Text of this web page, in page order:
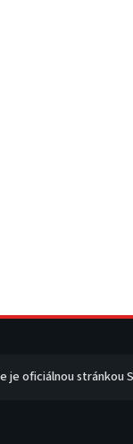
je oficiálnou stránkou